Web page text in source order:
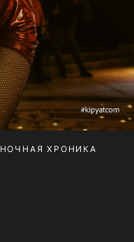
НОЧНАЯ ХРОНИКА